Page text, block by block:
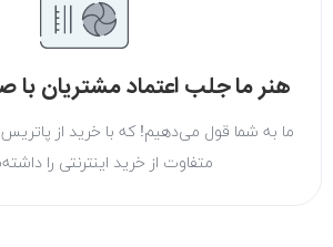
هنر ما جلب اعتماد مشتریان
ما به شما قول می‌دهیم! که با خرید از
متفاوت از خرید اینترنتی را